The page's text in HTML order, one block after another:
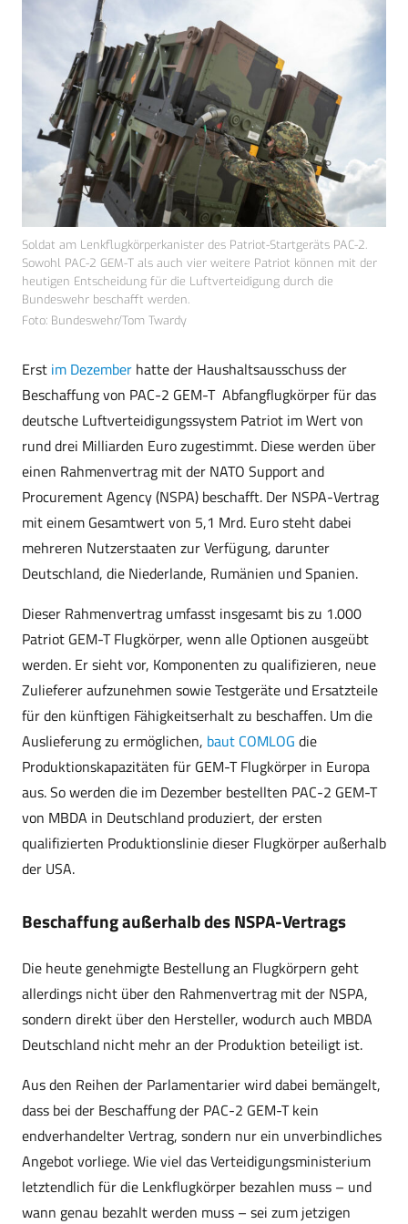
Soldat am Lenkflugkörperkanister des Patriot-Startgeräts PAC-2.
Sowohl PAC-2 GEM-T als auch vier weitere Patriot können mit der
heutigen Entscheidung für die Luftverteidigung durch die
Bundeswehr beschafft werden.
Foto: Bundeswehr/Tom Twardy
Erst im Dezember hatte der Haushaltsausschuss der
Beschaffung von PAC-2 GEM-T Abfangflugkörper für das
deutsche Luftverteidigungssystem Patriot im Wert von
rund drei Milliarden Euro zugestimmt. Diese werden über
einen Rahmenvertrag mit der NATO Support and
Procurement Agency (NSPA) beschafft. Der NSPA-Vertrag
mit einem Gesamtwert von 5,1 Mrd. Euro steht dabei
mehreren Nutzerstaaten zur Verfügung, darunter
Deutschland, die Niederlande, Rumänien und Spanien.
Dieser Rahmenvertrag umfasst insgesamt bis zu 1.000
Patriot GEM-T Flugkörper, wenn alle Optionen ausgeübt
werden. Er sieht vor, Komponenten zu qualifizieren, neue
Zulieferer aufzunehmen sowie Testgeräte und Ersatzteile
für den künftigen Fähigkeitserhalt zu beschaffen. Um die
Auslieferung zu ermöglichen, baut COMLOG die
Produktionskapazitäten für GEM-T Flugkörper in Europa
aus. So werden die im Dezember bestellten PAC-2 GEM-T
von MBDA in Deutschland produziert, der ersten
qualifizierten Produktionslinie dieser Flugkörper außerhalb
der USA.
Beschaffung außerhalb des NSPA-Vertrags
Die heute genehmigte Bestellung an Flugkörpern geht
allerdings nicht über den Rahmenvertrag mit der NSPA,
sondern direkt über den Hersteller, wodurch auch MBDA
Deutschland nicht mehr an der Produktion beteiligt ist.
Aus den Reihen der Parlamentarier wird dabei bemängelt,
dass bei der Beschaffung der PAC-2 GEM-T kein
endverhandelter Vertrag, sondern nur ein unverbindliches
Angebot vorliege. Wie viel das Verteidigungsministerium
letztendlich für die Lenkflugkörper bezahlen muss – und
wann genau bezahlt werden muss – sei zum jetzigen